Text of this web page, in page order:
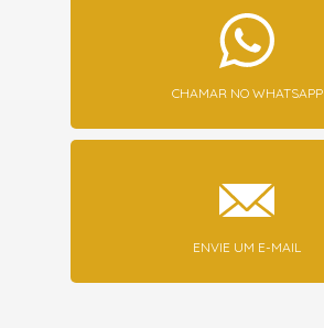
CHAMAR NO WHATSAPP
ENVIE UM E-MAIL